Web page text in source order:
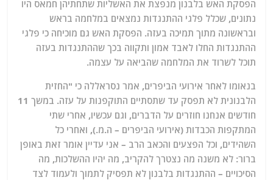
הפסקת האש בלבנון מנפצת את האשליות שתחתיהן חמאס היו
נתונים, שכלל פלגי ההתנגדות נמצאים במלחמה בראש
ובראשונה מתוך תמיכה בעזה. הפסקת האש גם מוכיחה כי פלגי
ההתנגדות החלו לאבד אמון ותקווה בכך שההתנגדות בעזה
תוכל לשרוד את המלחמה שהביאה על עצמה.
בנאומו לאחר אירועי הביפרים, אמר נסראללה כי "החזית
הלבנונית לא תפסק עד שתסתיים התוקפנות על עזה. במשך 11
חודשים אנחנו חוזרים על הדברים, וגם עכשיו, אחרי שתי
המתקפות הכבדות (אירועי הביפרים – ה.מ.), ואחרי כל
השהידים, וכל הפצעים והכאב הרב – אני עדיין אומר זאת באופן
ברור: לא משנה מה נצטרך להקריב, מה יהיו ההשלכות, מה
הסיכויים – ההתנגדות בלבנון לא תפסיק לתמוך ולעמוד לצד